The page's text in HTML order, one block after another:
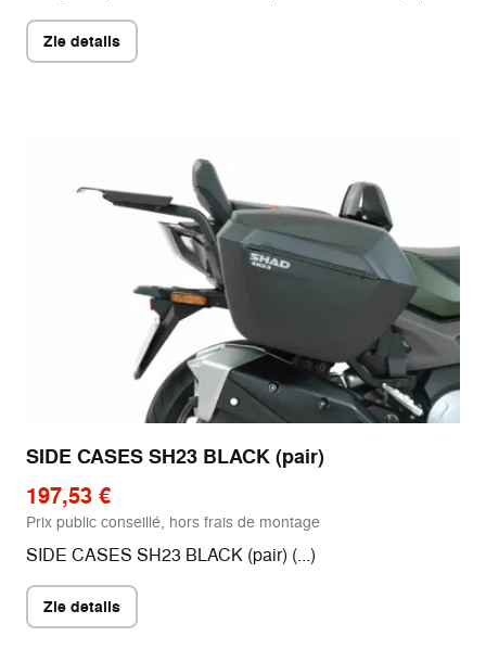
Zie details
SIDE CASES SH23 BLACK (pair)
197,53 €
Prix public conseillé, hors frais de montage
SIDE CASES SH23 BLACK (pair) (...)
Zie details